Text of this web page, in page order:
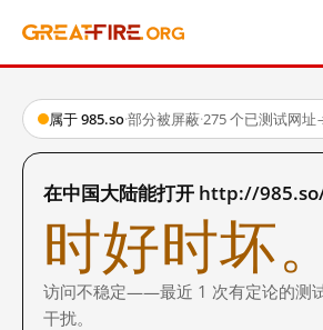
属于 985.so·部分被屏蔽·275 个已测试网址
在中国大陆能打开 http://985.so/
时好时坏。
访问不稳定——最近 1 次有定论的测
干扰。